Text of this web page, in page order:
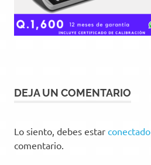
DEJA UN COMENTARIO
Lo siento, debes estar conectado
comentario.